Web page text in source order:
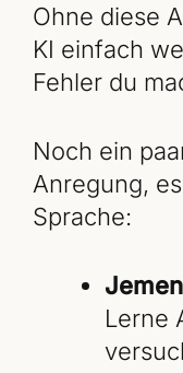
Ohne diese
KI einfach
Fehler du
Noch ein
Anregung,
Sprache:
Lerne